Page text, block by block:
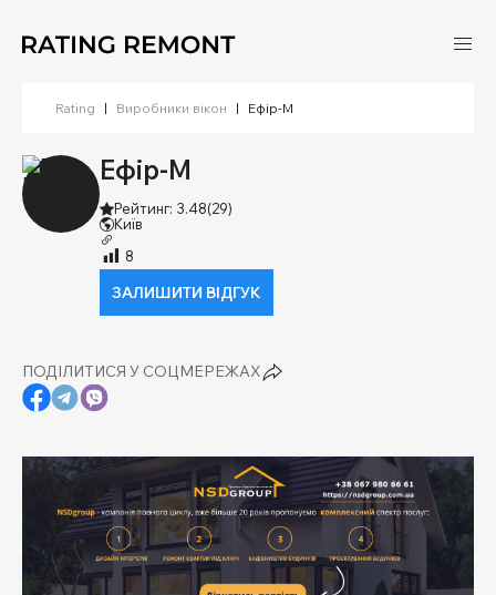
Rating | Виробники вікон | Ефір-М
Ефір-М
Рейтинг: 3.48(29)
Київ
8
ЗАЛИШИТИ ВІДГУК
ПОДІЛИТИСЯ У СОЦМЕРЕЖАХ